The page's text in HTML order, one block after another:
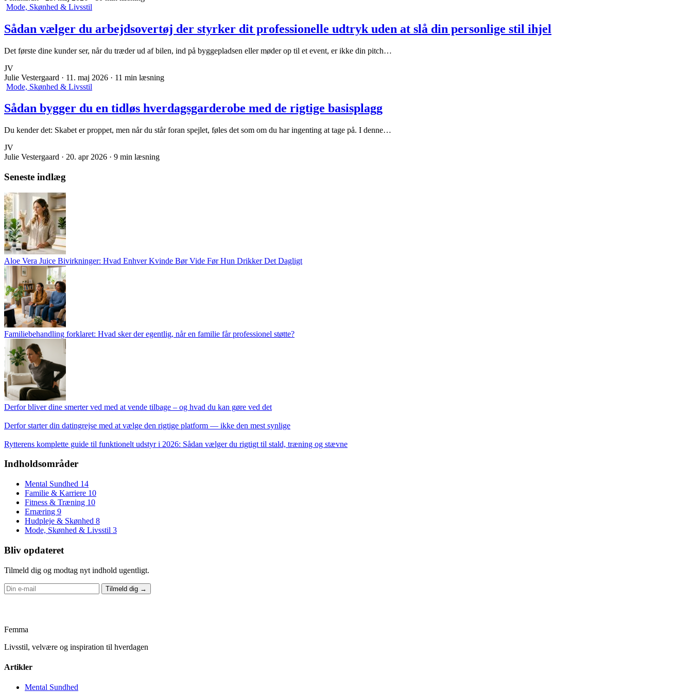
Mode, Skønhed & Livsstil
Sådan vælger du arbejdsovertøj der styrker dit professionelle udtryk uden at slå din personlige stil ihjel
Det første dine kunder ser, når du træder ud af bilen, ind på byggepladsen eller møder op til et event, er ikke din pitch…
JV
Julie Vestergaard · 11. maj 2026 · 11 min læsning
Mode, Skønhed & Livsstil
Sådan bygger du en tidløs hverdagsgarderobe med de rigtige basisplagg
Du kender det: Skabet er proppet, men når du står foran spejlet, føles det som om du har ingenting at tage på. I denne…
JV
Julie Vestergaard · 20. apr 2026 · 9 min læsning
Seneste indlæg
Aloe Vera Juice Bivirkninger: Hvad Enhver Kvinde Bør Vide Før Hun Drikker Det Dagligt
Familiebehandling forklaret: Hvad sker der egentlig, når en familie får professionel støtte?
Derfor bliver dine smerter ved med at vende tilbage – og hvad du kan gøre ved det
Derfor starter din datingrejse med at vælge den rigtige platform — ikke den mest synlige
Rytterens komplette guide til funktionelt udstyr i 2026: Sådan vælger du rigtigt til stald, træning og stævne
Indholdsområder
Mental Sundhed 14
Familie & Karriere 10
Fitness & Træning 10
Ernæring 9
Hudpleje & Skønhed 8
Mode, Skønhed & Livsstil 3
Bliv opdateret
Tilmeld dig og modtag nyt indhold ugentligt.
Tilmeld dig →
Femma
Livsstil, velvære og inspiration til hverdagen
Artikler
Mental Sundhed